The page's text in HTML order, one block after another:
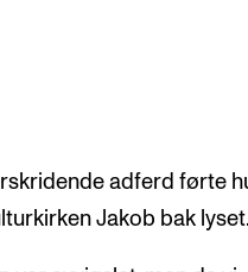
adferd førte
Jakob bak